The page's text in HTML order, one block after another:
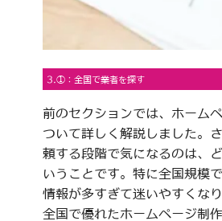
3.①：全国で業者を探す
前のセクションでは、ホーム
ついて詳しく解説しました。
頼する段階で気になるのは、
いうことです。特に全国規模
情報が多すぎて迷いやすくな
全国で優れたホームページ制